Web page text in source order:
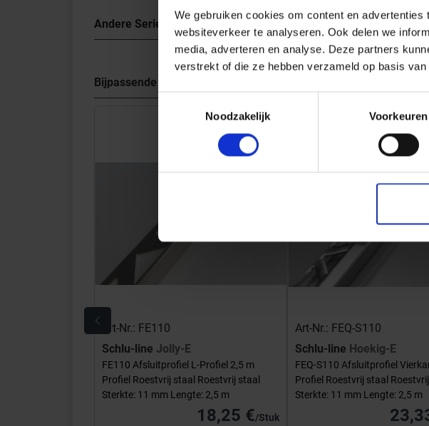
We gebruiken cookies om content en
websiteverkeer te analyseren. Ook delen we
media, adverteren en analyse. Deze partners
verstrekt of die ze hebben verzameld op basis
Toestemmingsselectie
Noodzakelijk
Voorkeuren
Andere Series van Wow
Bijpassende afwerklijsten en hoeken
Art-Nr.: FE110
Schlu-line Jolly-E
FE110 Afsluitprofiel L-Profiel 2,5 m
Profiel Roestvrij staal Roestvrij staal
Sterkte: 11 mm Lengte: 2,5 m
18,25 €/Stuk
Art-Nr.: FEQ-S110
Schlu-line Hoekig-E
FEQ-S110 Afsluitprofiel
Profiel Roestvrij staal
Sterkte: 11 mm Lengte: 2,5 m